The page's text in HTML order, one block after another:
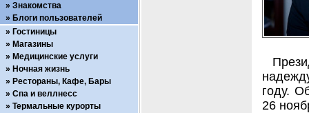
году.
26
Знакомства
Блоги пользователей
Гостиницы
Магазины
Медицинские услуги
Ночная жизнь
Рестораны, Кафе, Бары
Спа и веллнесс
Термальные курорты